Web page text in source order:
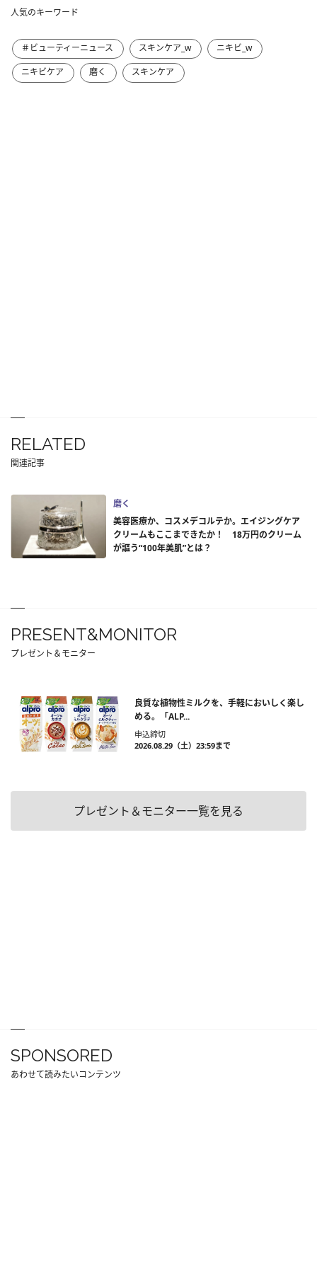
人気のキーワード
＃ビューティーニュース スキンケア_w
ニキビ_w
ニキビケア
磨く スキンケア
RELATED
関連記事
磨く
美容医療か、コスメデコルテか。エイジングケア
クリームもここまできたか！ 18万円のクリーム
が謳う“100年美肌”とは？
PRESENT&MONITOR
プレゼント＆モニター
良質な植物性ミルクを、手軽においしく楽し
める。「ALP...
申込締切
2026.08.29（土）23:59まで
プレゼント＆モニター一覧を見る
SPONSORED
あわせて読みたいコンテンツ